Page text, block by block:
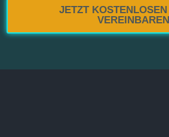
JETZT
VEREINBAREN